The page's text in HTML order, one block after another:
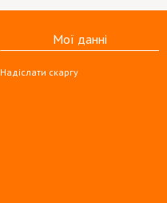
Мої данні
Надіслати скаргу